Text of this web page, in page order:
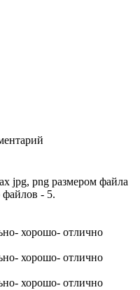
jpg, png размером файла
- 5.
- хорошо- отлично
- хорошо- отлично
- хорошо- отлично